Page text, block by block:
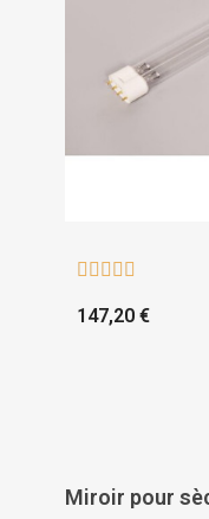
    
147,20 €